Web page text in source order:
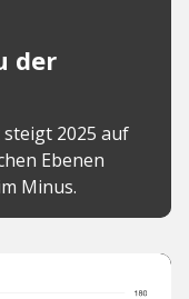
der
2025 auf
Ebenen
Minus.